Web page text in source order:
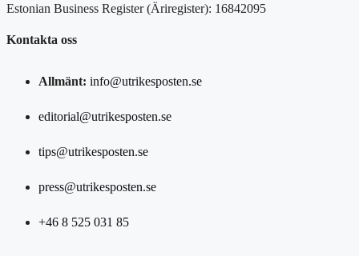
Estonian Business Register (Äriregister): 16842095
Kontakta oss
Allmänt: info@utrikesposten.se
editorial@utrikesposten.se
tips@utrikesposten.se
press@utrikesposten.se
+46 8 525 031 85